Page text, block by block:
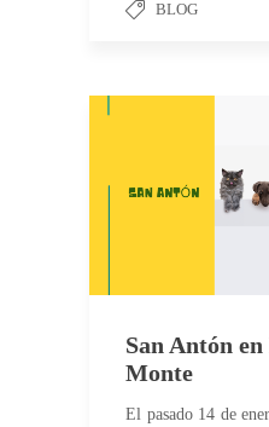
BLOG
San Antón
Monte
El pasado 14 de